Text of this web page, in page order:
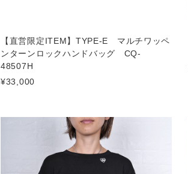
【直営限定ITEM】TYPE-E マルチワッペ
ンターンロックハンドバッグ CQ-
48507H
¥33,000